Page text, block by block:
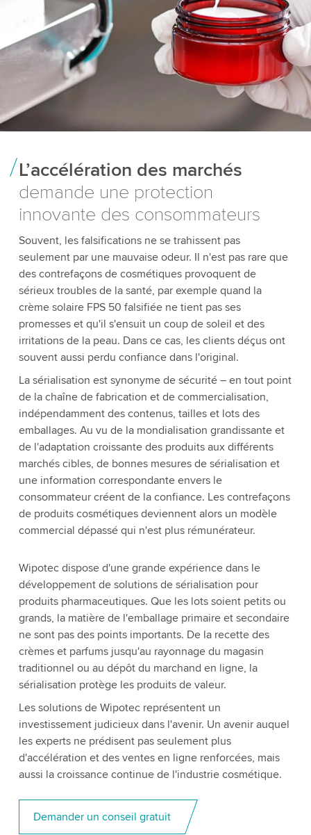
L’accélération des marchés
demande une protection
innovante des consommateurs
Souvent, les falsifications ne se trahissent pas
seulement par une mauvaise odeur. Il n'est pas rare que
des contrefaçons de cosmétiques provoquent de
sérieux troubles de la santé, par exemple quand la
crème solaire FPS 50 falsifiée ne tient pas ses
promesses et qu'il s'ensuit un coup de soleil et des
irritations de la peau. Dans ce cas, les clients déçus ont
souvent aussi perdu confiance dans l'original.
La sérialisation est synonyme de sécurité – en tout point
de la chaîne de fabrication et de commercialisation,
indépendamment des contenus, tailles et lots des
emballages. Au vu de la mondialisation grandissante et
de l'adaptation croissante des produits aux différents
marchés cibles, de bonnes mesures de sérialisation et
une information correspondante envers le
consommateur créent de la confiance. Les contrefaçons
de produits cosmétiques deviennent alors un modèle
commercial dépassé qui n'est plus rémunérateur.
Wipotec dispose d'une grande expérience dans le
développement de solutions de sérialisation pour
produits pharmaceutiques. Que les lots soient petits ou
grands, la matière de l'emballage primaire et secondaire
ne sont pas des points importants. De la recette des
crèmes et parfums jusqu'au rayonnage du magasin
traditionnel ou au dépôt du marchand en ligne, la
sérialisation protège les produits de valeur.
Les solutions de Wipotec représentent un
investissement judicieux dans l'avenir. Un avenir auquel
les experts ne prédisent pas seulement plus
d'accélération et des ventes en ligne renforcées, mais
aussi la croissance continue de l'industrie cosmétique.
Demander un conseil gratuit